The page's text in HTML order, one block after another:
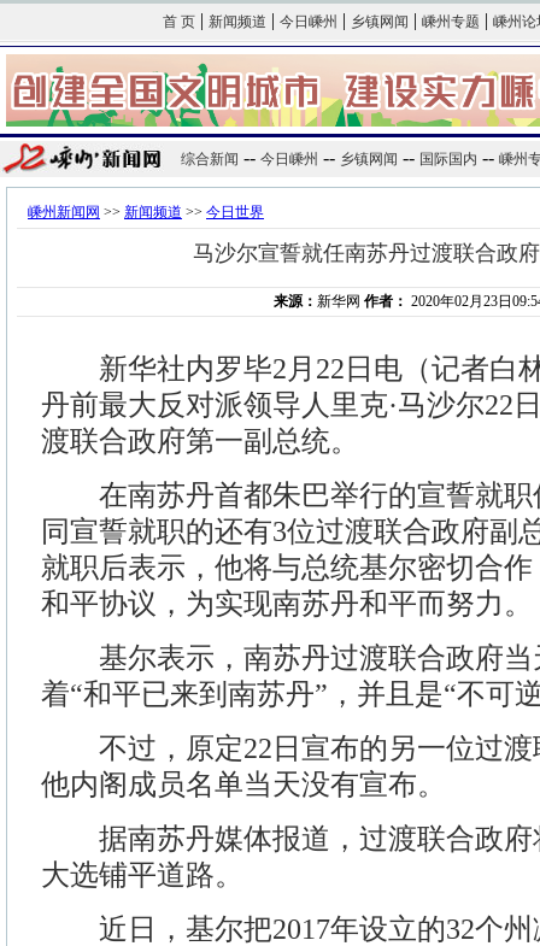
首 页 | 新闻频道 | 今日嵊州 | 乡镇网闻 | 嵊州专题 | 嵊州论
综合新闻 -- 今日嵊州 -- 乡镇网闻 -- 国际国内 -- 嵊州
嵊州新闻网 >> 新闻频道 >> 今日世界
马沙尔宣誓就任南苏丹过渡联合政
来源：新华网作者： 2020年02月23日
新华社内罗毕2月22日电（记者白
丹前最大反对派领导人里克·马沙尔22
渡联合政府第一副总统。
在南苏丹首都朱巴举行的宣誓就职
同宣誓就职的还有3位过渡联合政府副
就职后表示，他将与总统基尔密切合
和平协议，为实现南苏丹和平而努力。
基尔表示，南苏丹过渡联合政府当
着“和平已来到南苏丹”，并且是“不可
不过，原定22日宣布的另一位过渡
他内阁成员名单当天没有宣布。
据南苏丹媒体报道，过渡联合政府
大选铺平道路。
近日，基尔把2017年设立的32个州